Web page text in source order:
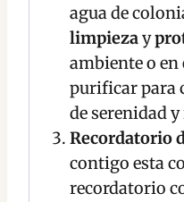
agua de
limpiezay
ambiente o en
purificar para
de serenidad
Recordatorio
contigo esta
recordatorio